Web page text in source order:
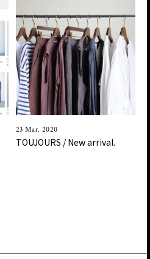
23 Mar. 2020
TOUJOURS / New arrival.